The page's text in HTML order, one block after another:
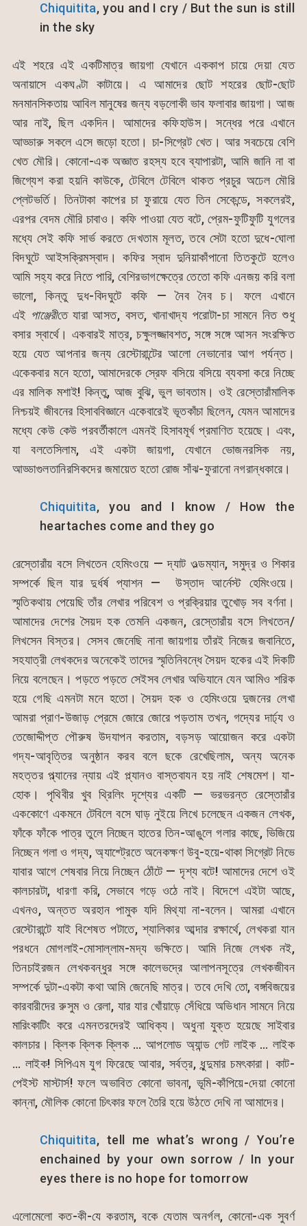
Chiquitita, you and I cry / But the sun is still
in the sky
এই শহরে এই একটিমাত্র জায়গা যেখানে এককাপ চায়ে দেয়া যেত
অনায়াসে একঘণ্টা কাটায়ে। এ আমাদের ছোট শহরের ছোট-ছোট
মনমানসিকতায় আবিল মানুষের জন্য বড়লোকী ভাব ফলাবার জায়গা। আজ
আর নাই, ছিল একদিন। আমাদের কফিহাউস। সন্ধের পরে এখানে
আড্ডারু সকলে এসে জড়ো হতো। চা-সিগ্রেট খেত। আর সবচেয়ে বেশি
খেত মৌরি। কোনো-এক অজ্ঞাত রহস্য হবে ব্যাপারটা, আমি জানি না বা
জিগ্যেশ করা হয়নি কাউকে, টেবিলে টেবিলে থাকত প্রচুর অঢেল মৌরি
প্লেটভর্তি। তিনটাকা কাপের চা ফুরায়ে যেত তিন সেকেন্ডে, সকলেরই,
এরপর বেদম মৌরি চাবাও। কফি পাওয়া যেত বটে, প্রেম-ফুটিফুটি যুগলের
মধ্যে সেই কফি সার্ভ করতে দেখতাম মূলত, তবে সেটা হতো দুধে-ঘোলা
বিদঘুটে আইসক্রিমস্বাদ। কফির স্বাদ দুনিয়াকাঁপানো তিতকুটে হলেও
আমি সহ্য করে নিতে পারি, বেশিরভাগক্ষেত্রে তেতো কফি এনজয় করি বলা
ভালো, কিন্তু দুধ-বিদঘুটে কফি — নৈব নৈব চ। ফলে এখানে
এই পাঞ্জেরীতে যারা আসত, বসত, খানাখাদ্য পরোটা-চা সামনে নিত শুধু
বসার স্বার্থে। একবারই মাত্র, চক্ষুলজ্জাবশত, সঙ্গে সঙ্গে আসন সংরক্ষিত
হয়ে যেত আপনার জন্য রেস্টোরান্টের আলো নেভানোর আগ পর্যন্ত।
একেকবার মনে হতো, আমাদেরকে স্রেফ বসিয়ে বসিয়ে ব্যবসা করে নিচ্ছে
এর মালিক মশাই! কিন্তু, আজ বুঝি, ভুল ভাবতাম। ওই রেস্তোরাঁমালিক
নিশ্চয়ই জীবনের হিসাববিজ্ঞানে একেবারেই ভূতকাঁচা ছিলেন, যেমন আমাদের
মধ্যে কেউ কেউ পরবর্তীকালে এমনই হিসাবমূর্খ প্রমাণিত হয়েছে। এবং,
যা বলতেসিলাম, এই একটা জায়গা, যেখানে ভোজনরসিক নয়,
আড্ডাগুলতানিরসিকদের জমায়েত হতো রোজ সাঁঝ-ফুরানো নগরান্ধকারে।
Chiquitita, you and I know / How the
heartaches come and they go
রেস্তোরাঁয় বসে লিখতেন হেমিংওয়ে — দ্যাট ওল্ডম্যান, সমুদ্র ও শিকার
সম্পর্কে ছিল যার দুর্ধর্ষ প্যাশন — উস্তাদ আর্নেস্ট হেমিংওয়ে।
স্মৃতিকথায় পেয়েছি তাঁর লেখার পরিবেশ ও প্রক্রিয়ার তুখোড় সব বর্ণনা।
আমাদের দেশের সৈয়দ হক তেমনি একজন, রেস্তোরাঁয় বসে লিখতেন/
লিখসেন বিস্তর। সেসব জেনেছি নানা জায়গায় তাঁরই নিজের জবানিতে,
সহযাত্রী লেখকদের অনেকেই তাদের স্মৃতিনিবন্ধে সৈয়দ হকের এই দিকটি
নিয়ে বলেছেন। পড়তে পড়তে সেইসব লেখার অভিযানে যেন আমিও শরিক
হয়ে গেছি এমনটা মনে হতো। সৈয়দ হক ও হেমিংওয়ে দুজনের লেখা
আমরা প্রাণ-উজাড় প্রেমে জোরে জোরে পড়তাম তখন, গদ্যের দার্ঢ্য ও
তেজোদ্দীপ্ত পৌরুষ উদযাপন করতাম, বড়সড় আয়োজন করে একটা
গদ্য-আবৃত্তির অনুষ্ঠান করব বলে ছকে রেখেছিলাম, অন্য অনেক
মহত্তর প্ল্যানের ন্যায় এই প্ল্যানও বাস্তবাযন হয় নাই শেষমেশ। যা-
হোক। পৃথিবীর খুব থ্রিলিং দৃশ্যের একটি — ভরভরন্ত রেস্তোরাঁর
এককোণে একমনে টেবিলে বসে ঘাড় নুইয়ে লিখে চলেছেন একজন লেখক,
ফাঁকে ফাঁকে পাত্র তুলে নিচ্ছেন হাতের তিন-আঙুলে গলার কাছে, ভিজিয়ে
নিচ্ছেন গলা ও গদ্য, অ্যাশ্ট্রেতে অনেকক্ষণ উবু-হয়ে-থাকা সিগ্রেট নিভে
যাবার আগে শেষবার নিয়ে নিচ্ছেন ঠোঁটে — দৃশ্য বটে! আমাদের দেশে ওই
কালচারটা, ধারণা করি, সেভাবে গড়ে ওঠে নাই। বিদেশে এইটা আছে,
এখনও, অন্তত অরহান পামুক যদি মিথ্যা না-বলেন। আমরা এখানে
রেস্টোরান্টে যাই বিশেষত পটাতে, শ্যালিকার আব্দার রক্ষার্থে, লেখকরা যান
পরধনে মোগলাই-মোসাল্লাম-মদ্য ভক্ষিতে। আমি নিজে লেখক নই,
তিনচাইরজন লেখকবন্ধুর সঙ্গে কালেভদ্রে আলাপনসূত্রে লেখকজীবন
সম্পর্কে দুটা-একটা কথা আমি জেনেছি মাত্র। তবে দেখি তো, বঙ্গবিজয়ের
কারবারীদের রুসুম ও রেলা, যার যার খোঁয়াড়ে সেঁধিয়ে অভিধান সামনে নিয়ে
মারিংকাটিং করে এমনতরদেরই আধিক্য। অধুনা যুক্ত হয়েছে সাইবার
কালচার। ক্লিক ক্লিক ক্লিক … আপলোড অ্যান্ড গেট লাইক … লাইক
… লাইক! সিপিএম যুগ ফিরেছে আবার, সর্বত্র, ধুন্দুমার চমৎকারা। কাট-
পেইস্ট মাস্টার্স! ফলে অভাবিত কোনো ভাবনা, ভূমি-কাঁপিয়ে-দেয়া কোনো
কান্না, মৌলিক কোনো চিৎকার ফলে তৈরি হয়ে উঠতে দেখি না আমাদের।
Chiquitita, tell me what’s wrong / You’re
enchained by your own sorrow / In your
eyes there is no hope for tomorrow
এলোমেলো কত-কী-যে করতাম, বকে যেতাম অনর্গল, কোনো-এক সুবর্ণ